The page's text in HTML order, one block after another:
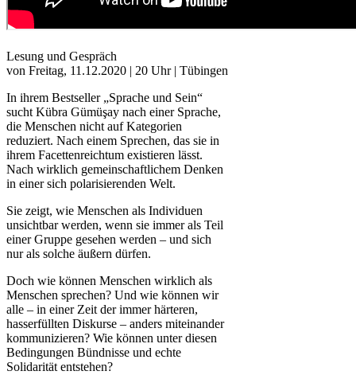
Lesung und Gespräch
von Freitag, 11.12.2020 | 20 Uhr | Tübingen
In ihrem Bestseller „Sprache und Sein“
sucht Kübra Gümüşay nach einer Sprache,
die Menschen nicht auf Kategorien
reduziert. Nach einem Sprechen, das sie in
ihrem Facettenreichtum existieren lässt.
Nach wirklich gemeinschaftlichem Denken
in einer sich polarisierenden Welt.
Sie zeigt, wie Menschen als Individuen
unsichtbar werden, wenn sie immer als Teil
einer Gruppe gesehen werden – und sich
nur als solche äußern dürfen.
Doch wie können Menschen wirklich als
Menschen sprechen? Und wie können wir
alle – in einer Zeit der immer härteren,
hasserfüllten Diskurse – anders miteinander
kommunizieren? Wie können unter diesen
Bedingungen Bündnisse und echte
Solidarität entstehen?